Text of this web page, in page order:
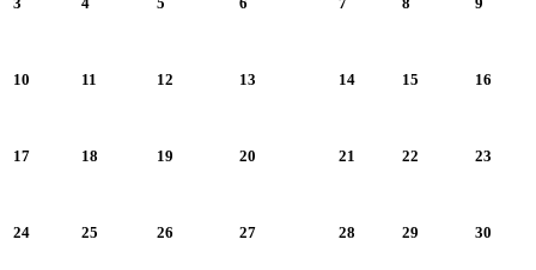
10 11 12 13 14 15 16
17 18 19 20 21 22 23
24 25 26 27 28 29 30